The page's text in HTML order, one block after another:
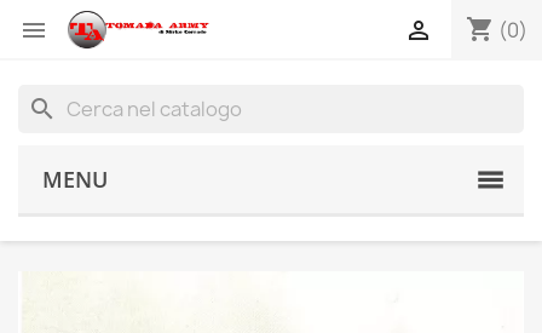
 shopping_cart (0)

search
MENU